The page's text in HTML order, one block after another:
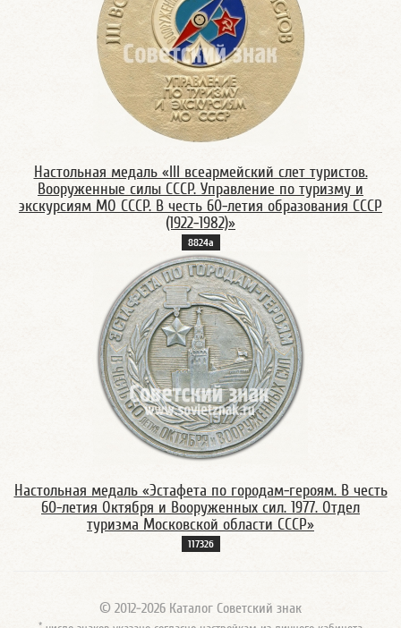
Настольная медаль «III всеармейский слет туристов.
Вооруженные силы СССР. Управление по туризму и
экскурсиям МО СССР. В честь 60-летия образования СССР
(1922-1982)»
8824а
Настольная медаль «Эстафета по городам-героям. В честь
60-летия Октября и Вооруженных сил. 1977. Отдел
туризма Московской области СССР»
11732б
© 2012-2026 Каталог Советский знак
*